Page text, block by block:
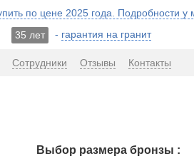
по цене 2025 года. Подробности у
35 лет - гарантия на гранит
Сотрудники Отзывы Контакты
Выбор размера бронзы :